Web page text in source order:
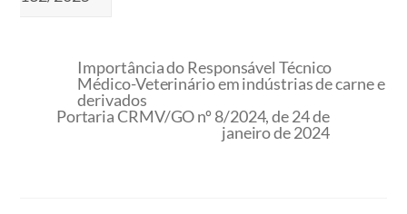
Importância do Responsável Técnico
Médico-Veterinário em indústrias de carne e
derivados
Portaria CRMV/GO nº 8/2024, de 24 de
janeiro de 2024